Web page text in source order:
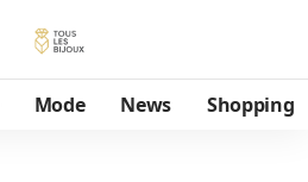
Mode News Shopping